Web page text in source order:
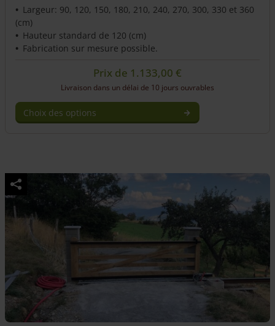
Largeur: 90, 120, 150, 180, 210, 240, 270, 300, 330 et 360
(cm)
Hauteur standard de 120 (cm)
Fabrication sur mesure possible.
Prix de 1.133,00 €
Livraison dans un délai de 10 jours ouvrables
Choix des options